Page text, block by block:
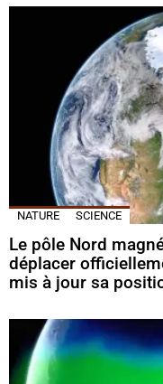
NATURE SCIENCE
Le pôle Nord
déplacer
mis à jour sa